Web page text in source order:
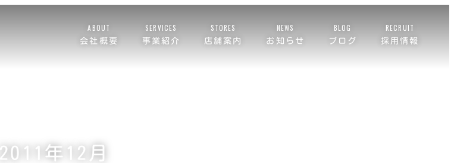
ABOUT
会社概要
SERVICES
事業紹介
STORES
店舗案内
NEWS
お知らせ
BLOG
ブログ
RECRUIT
採用情報
2011年12月